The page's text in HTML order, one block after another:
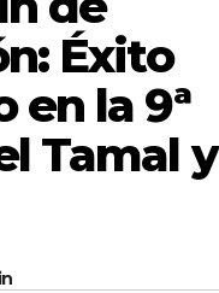
Éxito
en la 9ª
Tamal y